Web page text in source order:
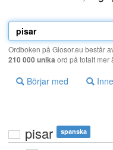
Ordboken på Glosor.eu består
210 000 unika ord på totalt mer
Börjar med
pisar spanska